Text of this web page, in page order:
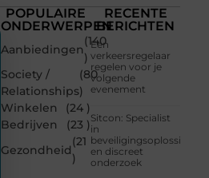
POPULAIRE
ONDERWERPEN
Aanbiedingen
(140
)
Society /
Relationships
(80
)
Winkelen
(24 )
Bedrijven
(23 )
Gezondheid
(21
)
RECENTE
BERICHTEN
Een
verkeersregelaar
regelen voor je
volgende
evenement
Sitcon: Specialist
in
beveiligingsoplossingen
en discreet
onderzoek